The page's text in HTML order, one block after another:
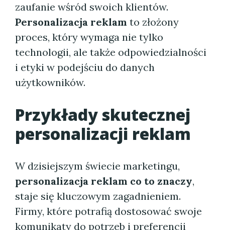
zaufanie wśród swoich klientów.
Personalizacja reklam to złożony
proces, który wymaga nie tylko
technologii, ale także odpowiedzialności
i etyki w podejściu do danych
użytkowników.
Przykłady skutecznej
personalizacji reklam
W dzisiejszym świecie marketingu,
personalizacja reklam co to znaczy,
staje się kluczowym zagadnieniem.
Firmy, które potrafią dostosować swoje
komunikaty do potrzeb i preferencji